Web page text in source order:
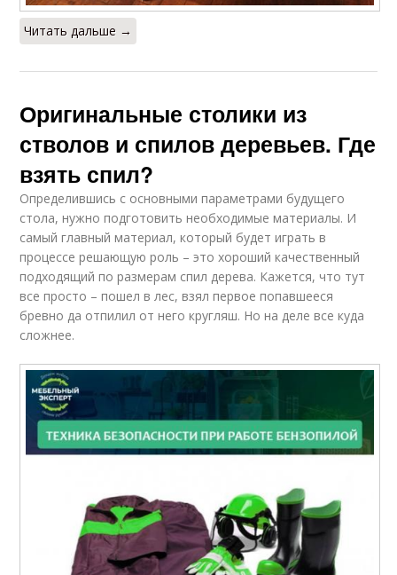
Читать дальше →
Оригинальные столики из
стволов и спилов деревьев. Где
взять спил?
Определившись с основными параметрами будущего
стола, нужно подготовить необходимые материалы. И
самый главный материал, который будет играть в
процессе решающую роль – это хороший качественный
подходящий по размерам спил дерева. Кажется, что тут
все просто – пошел в лес, взял первое попавшееся
бревно да отпилил от него кругляш. Но на деле все куда
сложнее.